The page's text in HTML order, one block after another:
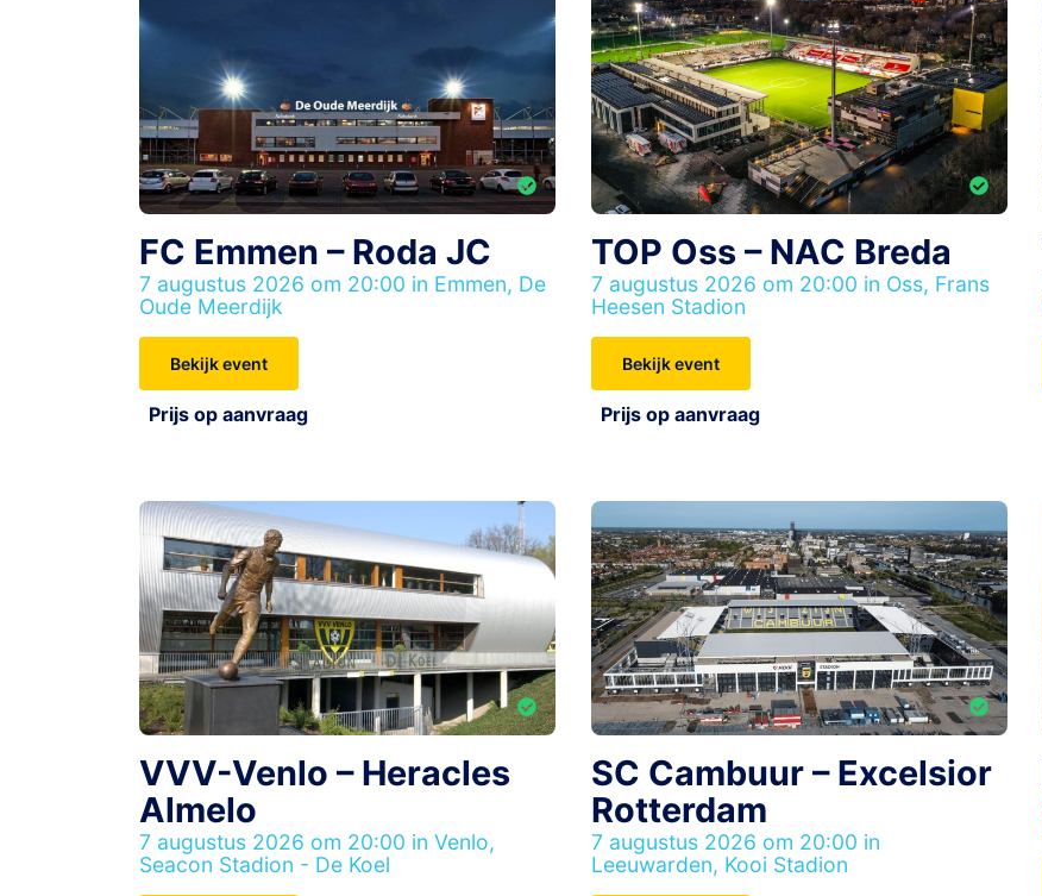
FC Emmen – Roda JC
7 augustus 2026 om 20:00 in Emmen, De
Oude Meerdijk
Bekijk event
Prijs op aanvraag
TOP Oss – NAC Breda
7 augustus 2026 om 20:00 in Oss, Frans
Heesen Stadion
Bekijk event
Prijs op aanvraag
VVV-Venlo – Heracles
Almelo
7 augustus 2026 om 20:00 in Venlo,
Seacon Stadion - De Koel
SC Cambuur – Excelsior
Rotterdam
7 augustus 2026 om 20:00 in
Leeuwarden, Kooi Stadion